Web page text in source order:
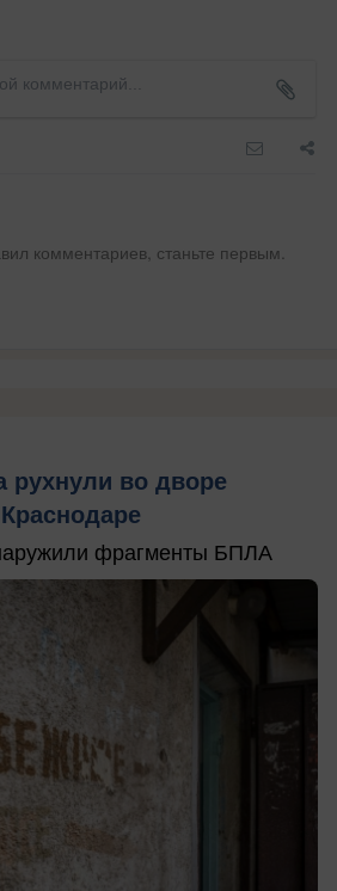
комментариев, станьте первым.
рухнули во дворе
фрагменты БПЛА